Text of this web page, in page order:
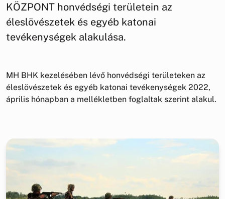
KÖZPONT honvédségi területein az
éleslövészetek és egyéb katonai
tevékenységek alakulása.
MH BHK kezelésében lévő honvédségi területeken az
éleslövészetek és egyéb katonai tevékenységek 2022,
április hónapban a mellékletben foglaltak szerint alakul.